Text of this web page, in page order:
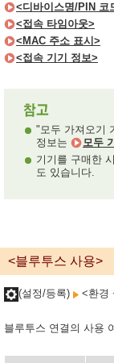
<디바이스명/PIN 코
<접속 타임아웃>
<MAC 주소 표시>
<접속 기기 정보>
"모두 가져오기
정보는
모두
기기를 구매한
도 있습니다.
<블루투스 사용>
(설정/등록) <환경
블루투스 연결의 사용